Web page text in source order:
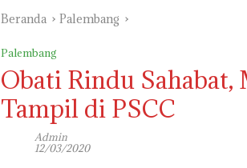
Beranda Palembang
Palembang
Obati Rindu
Tampil di PSCC
Admin
12/03/2020